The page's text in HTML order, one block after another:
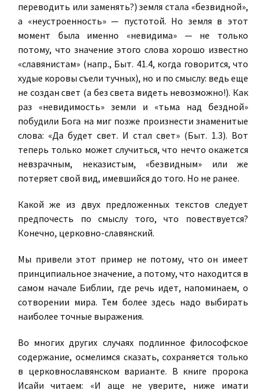
переводить или заменять?) земля стала «безвидной»,
а «неустроенность» — пустотой. Но земля в этот
момент была именно «невидима» — не только
потому, что значение этого слова хорошо известно
«славянистам» (напр., Быт. 41.4, когда говорится, что
худые коровы съели тучных), но и по смыслу: ведь еще
не создан свет (а без света видеть невозможно!). Как
раз «невидимость» земли и «тьма над бездной»
побудили Бога на миг позже произнести знаменитые
слова: «Да будет свет. И стал свет» (Быт. 1.3). Вот
теперь только может случиться, что нечто окажется
невзрачным, неказистым, «безвидным» или же
потеряет свой вид, имевшийся до того. Но не ранее.
Какой же из двух предложенных текстов следует
предпочесть по смыслу того, что повествуется?
Конечно, церковно-славянский.
Мы привели этот пример не потому, что он имеет
принципиальное значение, а потому, что находится в
самом начале Библии, где речь идет, напоминаем, о
сотворении мира. Тем более здесь надо выбирать
наиболее точные выражения.
Во многих других случаях подлинное философское
содержание, осмелимся сказать, сохраняется только
в церковнославянском варианте. В книге пророка
Исайи читаем: «И аще не уверите, ниже имати